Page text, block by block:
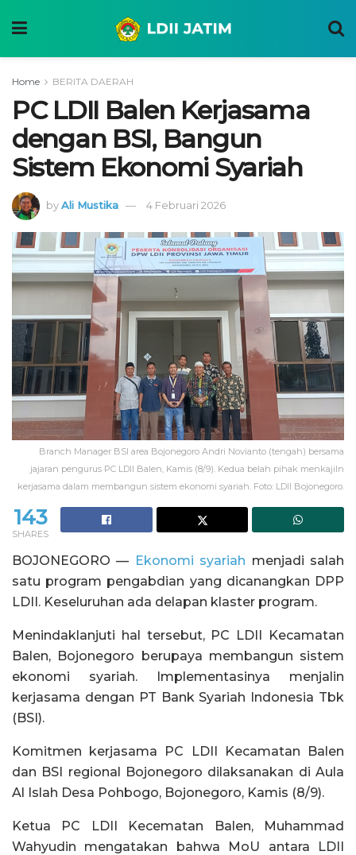
Home BERITA DAERAH
PC LDII Balen Kerjasama
dengan BSI, Bangun
Sistem Ekonomi Syariah
byAli Mustika 4 Februari 2026
Branch Manager BSI area Bojonegoro Andri Novianto (tengah) bersama
jajaran pengurus PC LDII Balen, Kamis (8/9). Kedua belah pihak menkajiln
kerjasama dalam membangun sistem ekonomi syariah. Foto: LDII Bojonegoro.
143
SHARES
BOJONEGORO — Ekonomi syariah menjadi salah
satu program pengabdian yang dicanangkan DPP
LDII. Keseluruhan ada delapan klaster program.
Menindaklanjuti hal tersebut, PC LDII Kecamatan
Balen, Bojonegoro berupaya membangun sistem
ekonomi syariah. Implementasinya menjalin
kerjasama dengan PT Bank Syariah Indonesia Tbk
(BSI).
Komitmen kerjasama PC LDII Kecamatan Balen
dan BSI regional Bojonegoro dilaksanakan di Aula
Al Islah Desa Pohbogo, Bojonegoro, Kamis (8/9).
Ketua PC LDII Kecematan Balen, Muhammad
Wahyudin mengatakan bahwa MoU antara LDII